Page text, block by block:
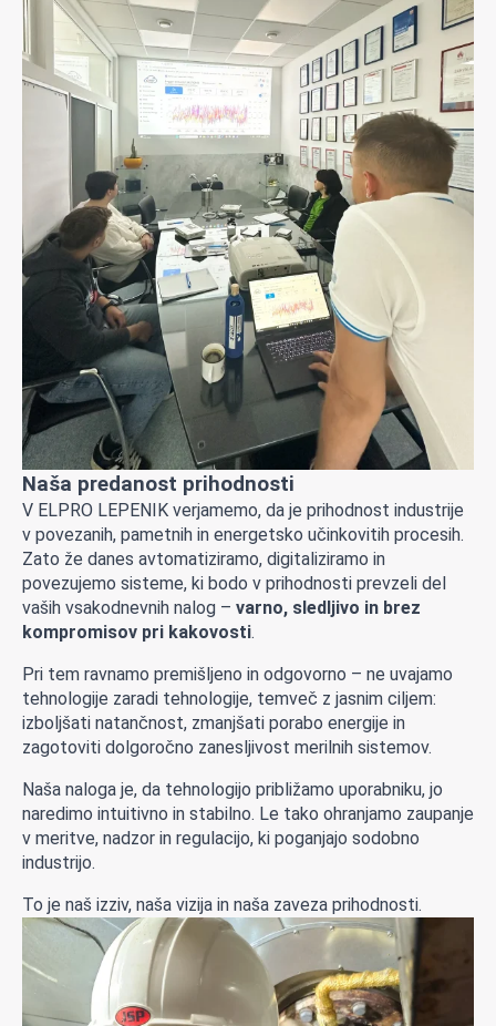
Naša predanost prihodnosti
V ELPRO LEPENIK verjamemo, da je prihodnost industrije
v povezanih, pametnih in energetsko učinkovitih procesih.
Zato že danes avtomatiziramo, digitaliziramo in
povezujemo sisteme, ki bodo v prihodnosti prevzeli del
vaših vsakodnevnih nalog – varno, sledljivo in brez
kompromisov pri kakovosti.
Pri tem ravnamo premišljeno in odgovorno – ne uvajamo
tehnologije zaradi tehnologije, temveč z jasnim ciljem:
izboljšati natančnost, zmanjšati porabo energije in
zagotoviti dolgoročno zanesljivost merilnih sistemov.
Naša naloga je, da tehnologijo približamo uporabniku, jo
naredimo intuitivno in stabilno. Le tako ohranjamo zaupanje
v meritve, nadzor in regulacijo, ki poganjajo sodobno
industrijo.
To je naš izziv, naša vizija in naša zaveza prihodnosti.